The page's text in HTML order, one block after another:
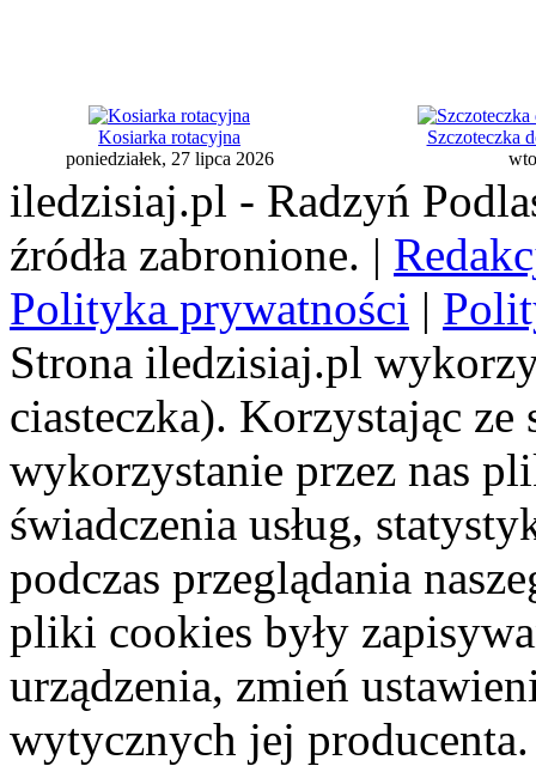
Kosiarka rotacyjna
poniedziałek, 27 lipca 2026
Szczoteczka
iledzisiaj.pl - Radzyń
źródła zabronione. |
Polityka prywatności |
Strona iledzisiaj.pl
ciasteczka). Korzystając
wykorzystanie przez nas
świadczenia usług,
podczas przeglądania
pliki cookies były
urządzenia, zmień
wytycznych jej producenta.